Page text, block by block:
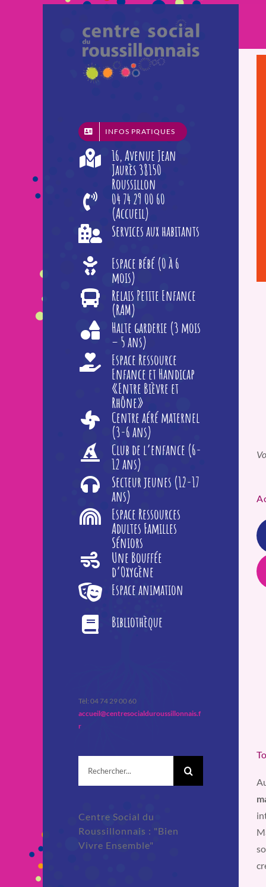
INFOS PRATIQUES
16, Avenue Jean
Jaurès 38150
Roussillon
04 74 29 00 60
(Accueil)
Services aux habitants
Espace bébé (0 à 6
mois)
Relais Petite Enfance
(RAM)
Halte garderie (3 mois
– 5 ans)
Espace Ressource
Enfance et Handicap
«Entre Bièvre et
Rhône»
Centre aéré maternel
(3-6 ans)
Club de l’enfance (6-
12 ans)
Secteur jeunes (12-17
ans)
Espace Ressources
Adultes Familles
Séniors
Une Bouffée
d’Oxygène
Espace animation
Bibliothèque
Tèl: 04 74 29 00 60
accueil@centresocialduroussillonnais.f
r
Centre Social du
Roussillonnais : "Bien
Vivre Ensemble"